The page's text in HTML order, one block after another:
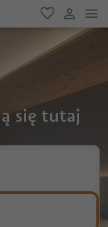
ulubione
link
się tutaj